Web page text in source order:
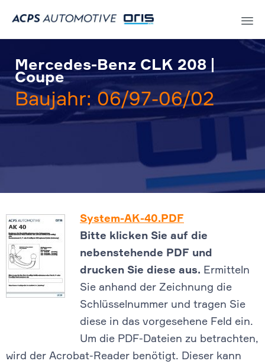
Mercedes-Benz CLK 208 |
Coupe
Baujahr: 06/97-06/02
System-AK-40.PDF
Bitte klicken Sie auf die
nebenstehende PDF und
drucken Sie diese aus. Ermitteln
Sie anhand der Zeichnung die
Schlüsselnummer und tragen Sie
diese in das vorgesehene Feld ein.
Um die PDF-Dateien zu betrachten,
wird der Acrobat-Reader benötigt. Dieser kann